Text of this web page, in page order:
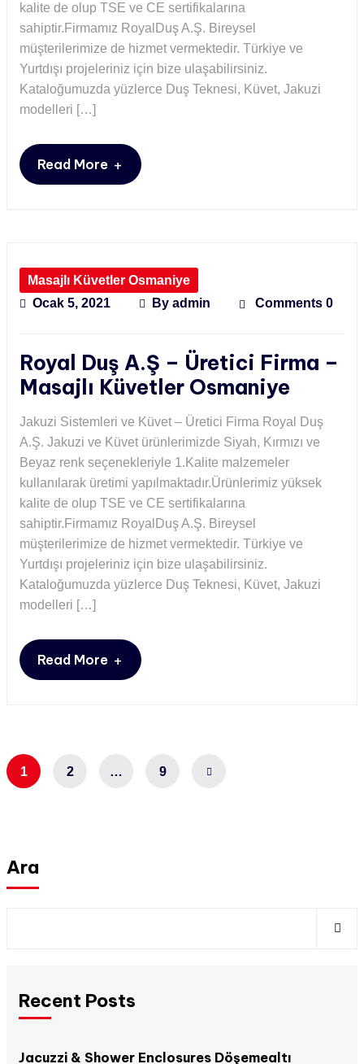
kalite de olup TSE ve CE sertifikalarına
sahiptir.Firmamız RoyalDuş A.Ş. Bireysel
müşterilerimize de hizmet vermektedir. Türkiye ve
Yurtdışı projeleriniz için bize ulaşabilirsiniz.
Kataloğumuzda yüzlerce Duş Teknesi, Küvet, Jakuzi
modelleri […]
Read More +
Masajlı Küvetler Osmaniye
Ocak 5, 2021
By admin Comments 0
Royal Duş A.Ş – Üretici Firma –
Masajlı Küvetler Osmaniye
Jakuzi Sistemleri ve Küvet – Üretici Firma Royal Duş
A.Ş. Jakuzi ve Küvet ürünlerimizde Siyah, Kırmızı ve
Beyaz renk seçenekleriyle 1.Kalite malzemeler
kullanılarak üretimi yapılmaktadır.Ürünlerimiz yüksek
kalite de olup TSE ve CE sertifikalarına
sahiptir.Firmamız RoyalDuş A.Ş. Bireysel
müşterilerimize de hizmet vermektedir. Türkiye ve
Yurtdışı projeleriniz için bize ulaşabilirsiniz.
Kataloğumuzda yüzlerce Duş Teknesi, Küvet, Jakuzi
modelleri […]
Read More +
1 2 … 9
Ara
Recent Posts
Jacuzzi & Shower Enclosures Döşemealtı